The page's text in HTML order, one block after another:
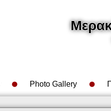
Photo Gallery